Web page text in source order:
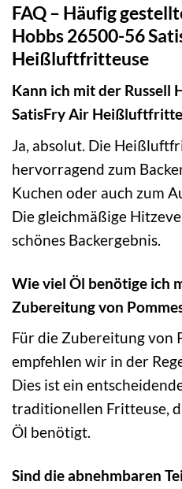
FAQ – Häufig
Hobbs 26500-56
Heißluftfritteuse
Kann ich mit der Russell
SatisFry Air
Ja, absolut. Die
hervorragend zum
Kuchen oder auch zum
Die gleichmäßige
schönes Backergebnis.
Wie viel Öl benötige ich
Zubereitung von
Für die Zubereitung von
empfehlen wir in der
Dies ist ein
traditionellen Fritteuse,
Öl benötigt.
Sind die abnehmbaren